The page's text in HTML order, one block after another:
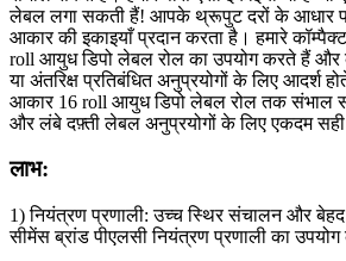
लेबल लगा सकती हैं! आपके थ्रूपुट दरों के आधार
आकार की इकाइयाँ प्रदान करता है। हमारे
roll आयुध डिपो लेबल रोल का उपयोग करते हैं और
या अंतरिक्ष प्रतिबंधित अनुप्रयोगों के लिए आदर्श
आकार 16 roll आयुध डिपो लेबल रोल तक संभाल
और लंबे दफ़्ती लेबल अनुप्रयोगों के लिए एकदम
लाभ:
1) नियंत्रण प्रणाली: उच्च स्थिर संचालन और
सीमेंस ब्रांड पीएलसी नियंत्रण प्रणाली का